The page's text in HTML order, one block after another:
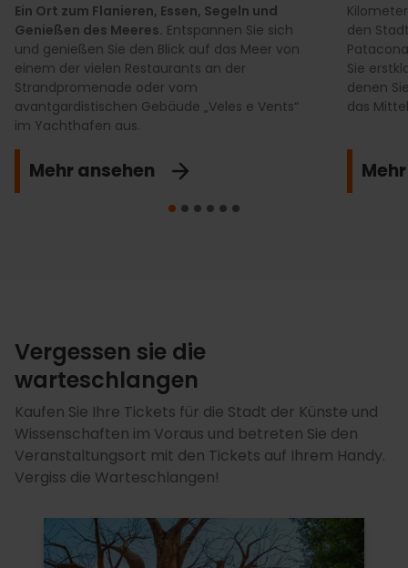
Ein Ort zum Flanieren, Essen, Segeln und
Genießen des Meeres. Entspannen Sie sich
und genießen Sie den Blick auf das Meer von
einem der vielen Restaurants an der
Strandpromenade oder vom
avantgardistischen Gebäude „Veles e Vents“
im Yachthafen aus.
Mehr ansehen
den
Sie
denen
das
Vergessen sie die
warteschlangen
Kaufen Sie Ihre Tickets für die Stadt der Künste und
Wissenschaften im Voraus und betreten Sie den
Veranstaltungsort mit den Tickets auf Ihrem Handy.
Vergiss die Warteschlangen!